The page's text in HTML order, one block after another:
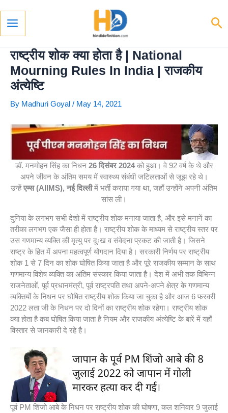
Content
Main
Menu
राष्ट्रीय शोक क्या होता है | National
Mourning Rules In India | राजकीय
अंत्येष्टि
By Madhuri Goyal / May 14, 2021
डॉ. मनमोहन सिंह का निधन 26 दिसंबर 2024को हुआ। वे 92 वर्ष के थे और
अपने जीवन के अंतिम समय में स्वास्थ्य संबंधी जटिलताओं से जूझ रहे थे।
उन्हेंएम्स (AIIMS), नई दिल्लीमें भर्ती कराया गया था, जहाँ उन्होंने अपनी अंतिम
सांस ली।
दुनिया के लगभग सभी देशो में राष्ट्रीय शोक मनाया जाता है, और इसे मनानें का
तरीका लगभग एक जैसा ही होता है। राष्ट्रीय शोक के माध्यम से राष्ट्रीय स्तर पर
उस गणमान्य व्यक्ति की मृत्यु पर दुःख व संवेदना प्रकट की जाती है। जिसने
राष्ट्र के हित में अपना महत्वपूर्ण योगदान दिया है। सरकारी निर्णय पर राष्ट्रीय
शोक 1 से 7 दिन का शोक घोषित किया जाता है और पूरे राजकीय सम्मान के साथ
गणमान्य विशेष व्यक्ति का अंतिम संस्कार किया जाता है। देश में अभी तक विभिन्न
राजनेताओं, पूर्व प्रधानमंत्री, पूर्व राष्ट्रपति तथा अपने-अपने क्षेत्र के गणमान्य
व्यक्तियों के निधन पर घोषित राष्ट्रीय शोक किया जा चुका है और आज 6 फरवरी
2022 लता जी के निधन पर दो दिनों का राष्ट्रीय शोक रहेगा। राष्ट्रीय शोक
क्या होता है कब घोषित किया जाता है नियम और राजकीय अंत्येष्टि के बारें में यहाँ
विस्तार से जानकारी दे रहे है।
पूर्व PM शिंजो आबे के निधन पर राष्ट्रीय शोक की घोषणा, कल शनिवार 9 जुलाई